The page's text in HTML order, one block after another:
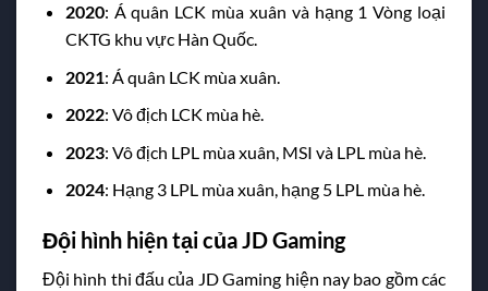
2020: Á quân LCK mùa xuân và hạng 1 Vòng loại
CKTG khu vực Hàn Quốc.
2021: Á quân LCK mùa xuân.
2022: Vô địch LCK mùa hè.
2023: Vô địch LPL mùa xuân, MSI và LPL mùa hè.
2024: Hạng 3 LPL mùa xuân, hạng 5 LPL mùa hè.
Đội hình hiện tại của JD Gaming
Đội hình thi đấu của JD Gaming hiện nay bao gồm các